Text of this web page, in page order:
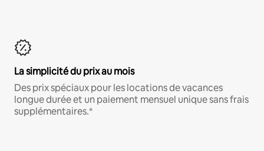
La simplicité du prix au mois
Des prix spéciaux pour les locations de vacances
longue durée et un paiement mensuel unique sans frais
supplémentaires.*